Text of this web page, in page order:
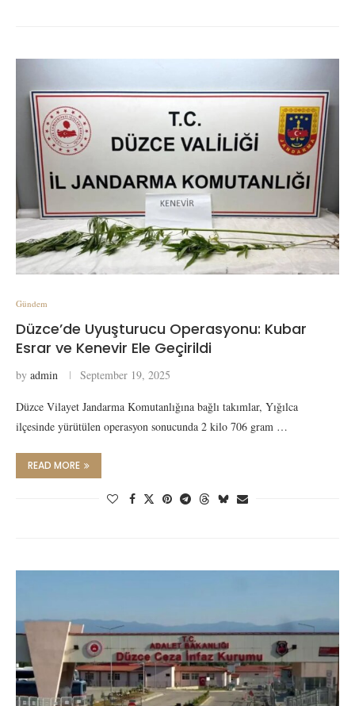
Gündem
Düzce’de Uyuşturucu Operasyonu: Kubar
Esrar ve Kenevir Ele Geçirildi
by admin September 19, 2025
Düzce Vilayet Jandarma Komutanlığına bağlı takımlar, Yığılca
ilçesinde yürütülen operasyon sonucunda 2 kilo 706 gram …
READ MORE